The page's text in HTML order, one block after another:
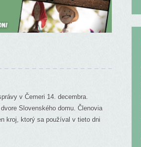
v Čemeri 14. decembra.
Slovenského domu. Členovia
kroj, ktorý sa používal v tieto dni